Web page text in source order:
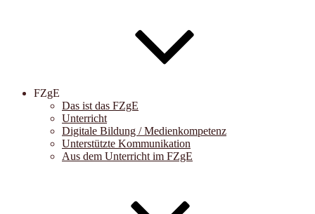
FZgE
Das ist das FZgE
Unterricht
Digitale Bildung / Medienkompetenz
Unterstützte Kommunikation
Aus dem Unterricht im FZgE